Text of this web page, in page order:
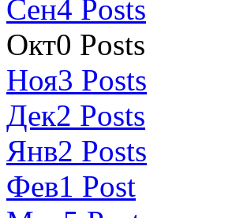
Сен4 Posts
Окт0 Posts
Ноя3 Posts
Дек2 Posts
Янв2 Posts
Фев1 Post